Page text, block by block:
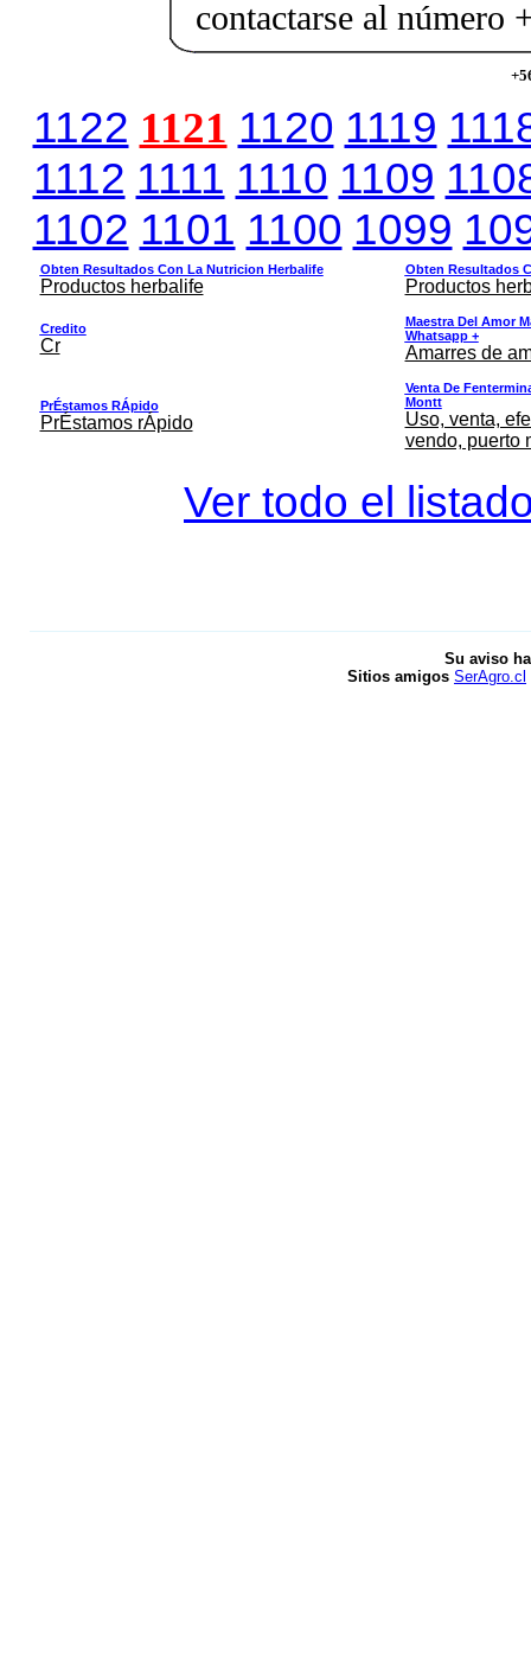
contactarse al número
1122 1121 1120 1119
1112 1111 1110 1109
1102 1101 1100 1099
Obten Resultados Con La Nutricion Herbalife
Productos herbalife
Obten Resultados
Productos
Credito
Cr
Maestra Del Amor
Whatsapp +
Amarres de
PrÉstamos RÁpido
PrÉstamos rÁpido
Venta De
Montt
Uso, venta,
vendo, puerto
Ver todo el
Su aviso
Sitios amigos SerAgro.cl